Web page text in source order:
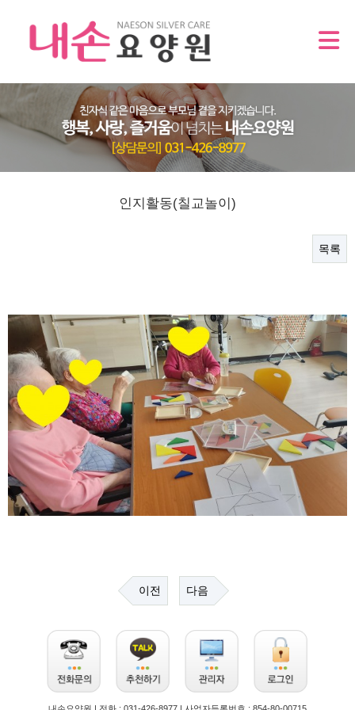
인지활동(칠교놀이)
목록
이전 다음